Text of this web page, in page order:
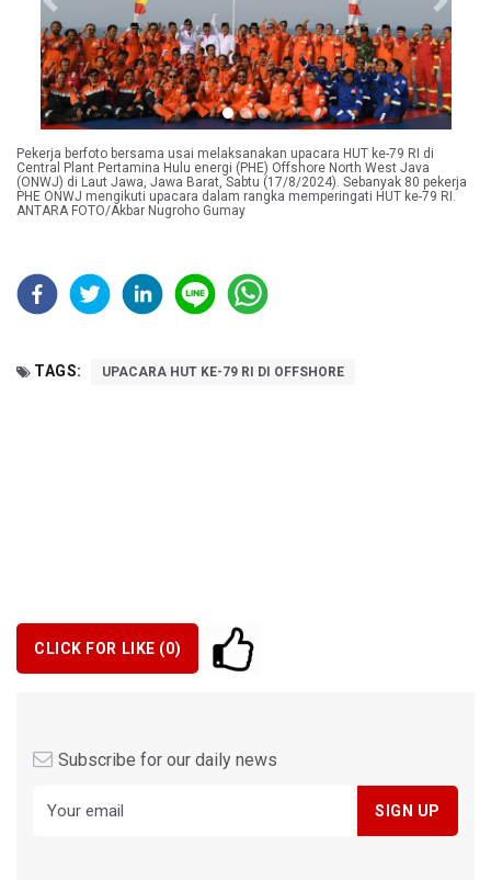
Previous Next
Pekerja berfoto bersama usai melaksanakan upacara HUT ke-79 RI di
Central Plant Pertamina Hulu energi (PHE) Offshore North West Java
(ONWJ) di Laut Jawa, Jawa Barat, Sabtu (17/8/2024). Sebanyak 80 pekerja
PHE ONWJ mengikuti upacara dalam rangka memperingati HUT ke-79 RI.
ANTARA FOTO/Akbar Nugroho Gumay
TAGS: UPACARA HUT KE-79 RI DI OFFSHORE
CLICK FOR LIKE (0)
Subscribe for our daily news